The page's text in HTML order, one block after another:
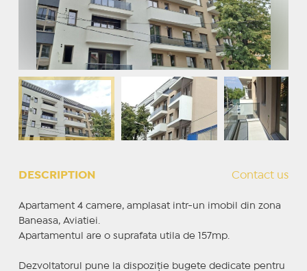
DESCRIPTION Contact us
Apartament 4 camere, amplasat intr-un imobil din zona
Baneasa, Aviatiei.
Apartamentul are o suprafata utila de 157mp.
Dezvoltatorul pune la dispoziție bugete dedicate pentru